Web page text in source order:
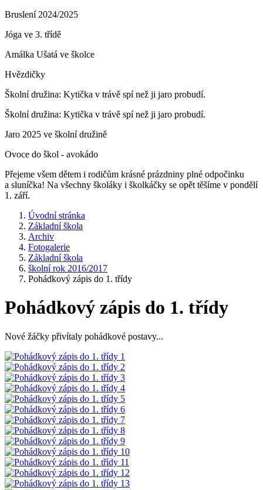
Bruslení 2024/2025
Jóga ve 3. třídě
Amálka Ušatá ve školce
Hvězdičky
Školní družina: Kytička v trávě spí než ji jaro probudí.
Školní družina: Kytička v trávě spí než ji jaro probudí.
Jaro 2025 ve školní družině
Ovoce do škol - avokádo
Přejeme všem dětem i rodičům krásné prázdniny plné odpočinku
a sluníčka! Na všechny školáky i školkáčky se opět těšíme v pondělí
1. září.
Úvodní stránka
Základní škola
Archiv
Fotogalerie
Základní škola
školní rok 2016/2017
Pohádkový zápis do 1. třídy
Pohádkový zápis do 1. třídy
Nové žáčky přivítaly pohádkové postavy...